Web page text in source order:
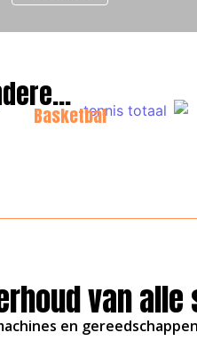
Basketbal
van
en